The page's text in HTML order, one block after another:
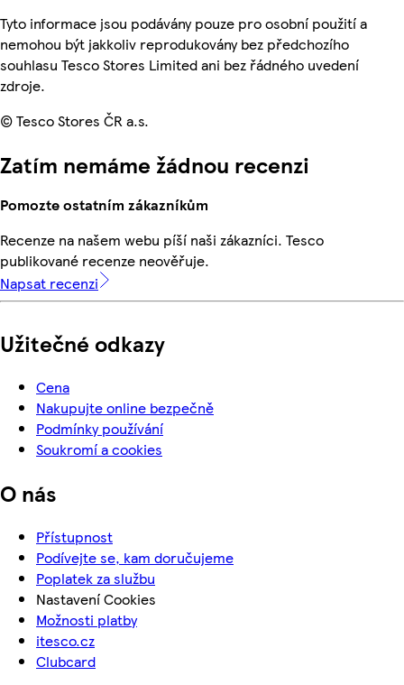
Tyto informace jsou podávány pouze pro osobní použití a
nemohou být jakkoliv reprodukovány bez předchozího
souhlasu Tesco Stores Limited ani bez řádného uvedení
zdroje.
© Tesco Stores ČR a.s.
Zatím nemáme žádnou recenzi
Pomozte ostatním zákazníkům
Recenze na našem webu píší naši zákazníci. Tesco
publikované recenze neověřuje.
Napsat recenzi
Užitečné odkazy
Cena
Nakupujte online bezpečně
Podmínky používání
Soukromí a cookies
O nás
Přístupnost
Podívejte se, kam doručujeme
Poplatek za službu
Nastavení Cookies
Možnosti platby
itesco.cz
Clubcard